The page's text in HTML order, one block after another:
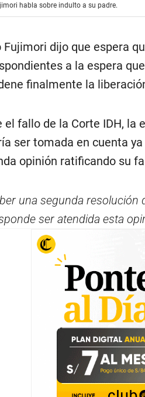
habla sobre indulto a su padre.
Fujimori dijo que espera
a la espera
finalmente la
el fallo de la Corte IDH,
ser tomada en cuenta
opinión ratificando su
una segunda
ser atendida esta